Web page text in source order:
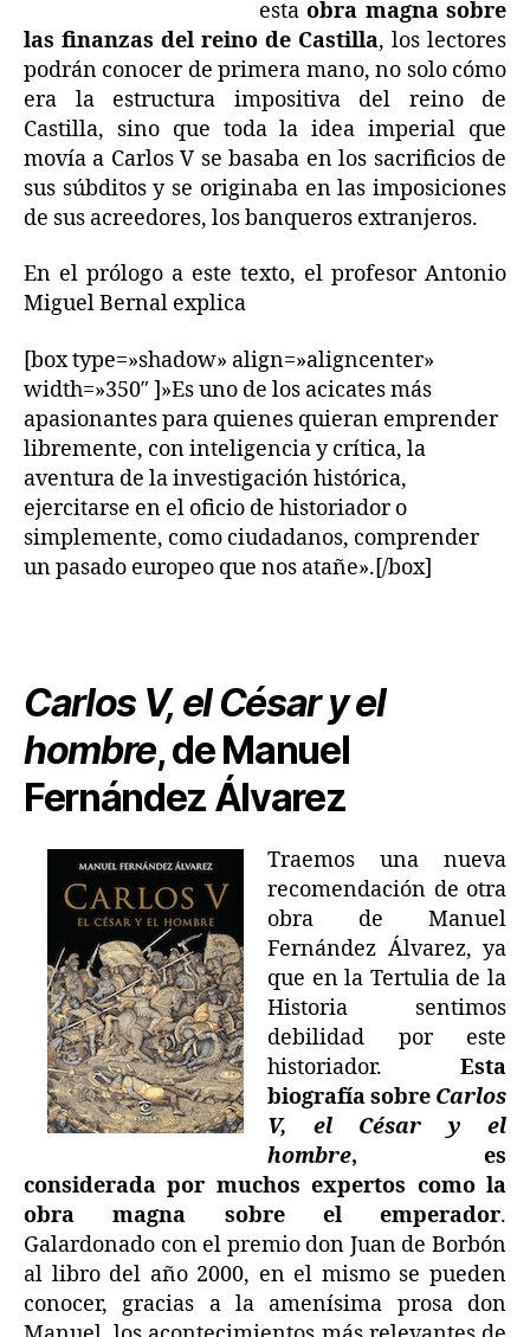
estaobra magna sobre
las finanzas del reino de Castilla, los lectores
podrán conocer de primera mano, no solo cómo
era la estructura impositiva del reino de
Castilla, sino que toda la idea imperial que
movía a Carlos V se basaba en los sacrificios de
sus súbditos y se originaba en las imposiciones
de sus acreedores, los banqueros extranjeros.
En el prólogo a este texto, el profesor Antonio
Miguel Bernal explica
[box type=»shadow» align=»aligncenter»
width=»350″ ]»Es uno de los acicates más
apasionantes para quienes quieran emprender
libremente, con inteligencia y crítica, la
aventura de la investigación histórica,
ejercitarse en el oficio de historiador o
simplemente, como ciudadanos, comprender
un pasado europeo que nos atañe».[/box]
Carlos V, el César y el
hombre, de Manuel
Fernández Álvarez
Traemos una nueva
recomendación de otra
obra de Manuel
Fernández Álvarez, ya
que en la Tertulia de la
Historia sentimos
debilidad por este
historiador. Esta
biografía sobre Carlos
V, el César y el
hombre, es
considerada por muchos expertos como la
obra magna sobre el emperador.
Galardonado con el premio don Juan de Borbón
al libro del año 2000, en el mismo se pueden
conocer, gracias a la amenísima prosa don